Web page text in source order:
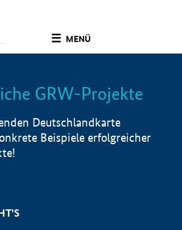
MENÜ
Info
GRW-Projekte
Deutschlandkarte
Beispiele erfolgreicher